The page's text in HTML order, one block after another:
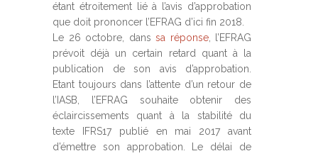
étant étroitement lié à l’avis d’approbation
que doit prononcer l’EFRAG d’ici fin 2018.
Le 26 octobre, dans sa réponse, l’EFRAG
prévoit déjà un certain retard quant à la
publication de son avis d’approbation.
Etant toujours dans l’attente d’un retour de
l’IASB, l’EFRAG souhaite obtenir des
éclaircissements quant à la stabilité du
texte IFRS17 publié en mai 2017 avant
d’émettre son approbation. Le délai de